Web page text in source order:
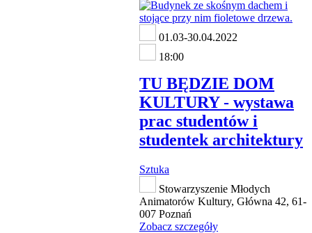
01.03-30.04.2022
18:00
TU BĘDZIE DOM
KULTURY - wystawa
prac studentów i
studentek architektury
Sztuka
Stowarzyszenie Młodych
Animatorów Kultury, Główna 42, 61-
007 Poznań
Zobacz szczegóły